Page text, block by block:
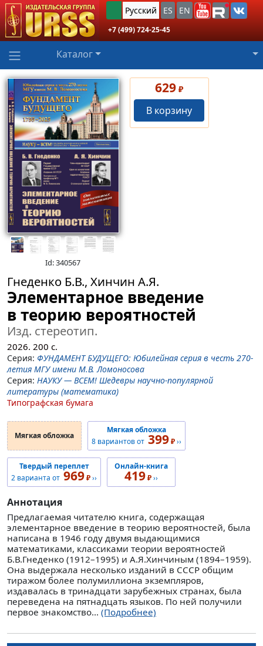
Русский ES EN
+7 (499) 724-25-45
Каталог
Id: 340567
629 ₽
В корзину
Гнеденко Б.В., Хинчин А.Я.
Элементарное введение
в теорию вероятностей
Изд. стереотип.
2026. 200 с.
Серия: ФУНДАМЕНТ БУДУЩЕГО: Юбилейная серия в честь 270-
летия МГУ имени М.В. Ломоносова
Серия: НАУКУ — ВСЕМ! Шедевры научно-популярной
литературы (математика)
Типографская бумага
Мягкая обложка
Мягкая обложка
8 вариантов от 399₽››
Твердый переплет
2 варианта от 969₽››
Онлайн-книга
419₽››
Аннотация
Предлагаемая читателю книга, содержащая
элементарное введение в теорию вероятностей, была
написана в 1946 году двумя выдающимися
математиками, классиками теории вероятностей
Б.В.Гнеденко (1912–1995) и А.Я.Хинчиным (1894–1959).
Она выдержала несколько изданий в СССР общим
тиражом более полумиллиона экземпляров,
издавалась в тринадцати зарубежных странах, была
переведена на пятнадцать языков. По ней получили
первое знакомство... (Подробнее)